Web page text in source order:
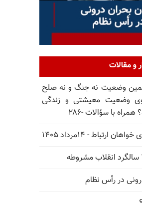
و مقالات
وضعیت نه جنگ و نه صلح
وضعیت معیشتی و زندگی
با سؤالات -۲۸۶
ارتباط - ۱۴مرداد ۱۴۰۵
در رأس نظام